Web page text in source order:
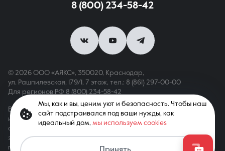
Связаться с агентом
8 (800) 234-58-42
© 2026 ООО «АЯКС», 350020, Краснодар,
ул. Рашпилевская, 179/1, 7 этаж, тел.: 8 (861) 297-00-00
Для регионов РФ 8 (800) 234-58-42
Вся информация, опубликованная на сайте, носит только
информационный характер и не является публичной офертой,
определяемой положениями ст. 437 ГК РФ. Все права
защищены. При копировании материалов с сайта
гиперссылка обязательна
Мы, как и вы, ценим уют и безопасность. Чтобы наш
сайт подстраивался под ваши нужды, как
идеальный дом, мы используем cookies